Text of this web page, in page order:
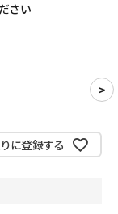
さい
に登録する